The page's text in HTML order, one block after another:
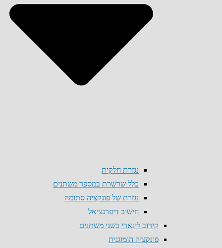
נגזרת חלקית
כלל שרשרת במספר משתנים
נגזרת של פונקציה סתומה
חישוב דיפרנציאל
קירוב לינארי בשני משתנים
פונקציה הומוגנית